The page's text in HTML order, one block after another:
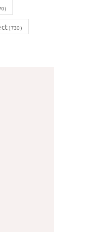
(730)